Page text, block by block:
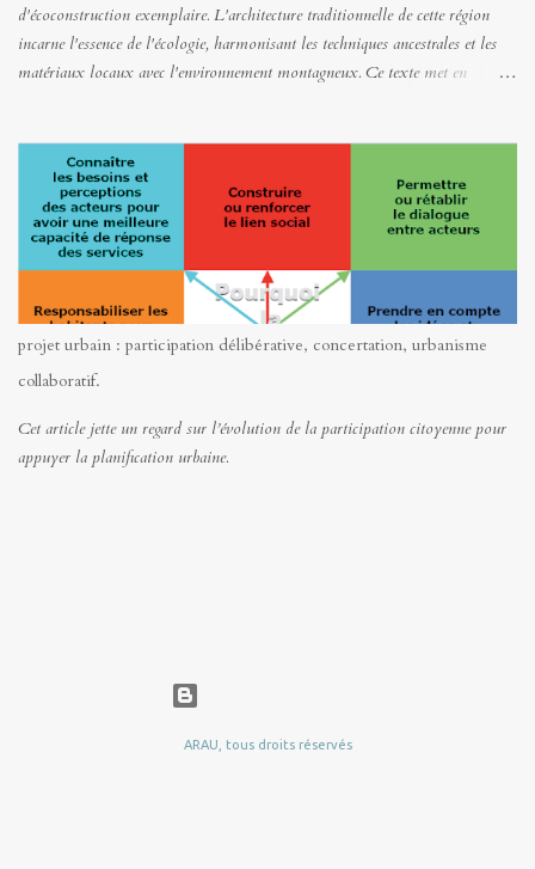
d'écoconstruction exemplaire. L'architecture traditionnelle de cette région
incarne l'essence de l'écologie, harmonisant les techniques ancestrales et les
matériaux locaux avec l'environnement montagneux. Ce texte met en
disposition des habitations à l'utilisation de matériaux locaux et recyclables,
témoigne d'une conscience écologique profondément ancrée dans la culture
des populations de l'Atlas.
projet urbain : participation délibérative, concertation, urbanisme
collaboratif.
Cet article jette un regard sur l’évolution de la participation citoyenne pour
appuyer la planification urbaine.
ARAU, tous droits réservés